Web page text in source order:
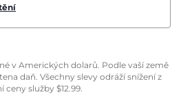
v Amerických dolarů. Podle vaší země
daň. Všechny slevy odráží snížení z
ceny služby $12.99.